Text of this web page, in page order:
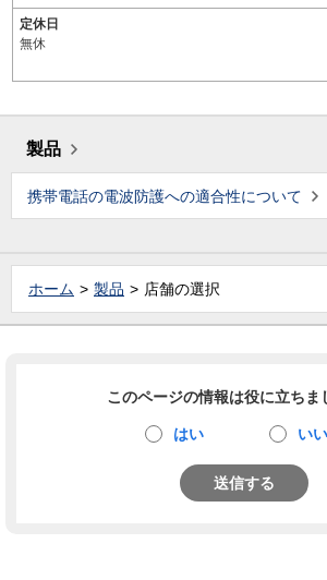
定休日
無休
製品
携帯電話の電波防護への適合性について
ホーム 製品 店舗の選択
このページの情報は役に立ちま
はい い
送信する